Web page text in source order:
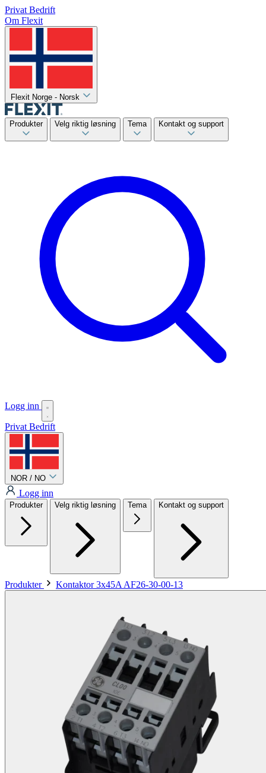
Privat Bedrift
Om Flexit
Flexit Norge - Norsk
Produkter Velg riktig løsning Tema Kontakt og support
Logg inn
Privat Bedrift
NOR / NO
Logg inn
Produkter Velg riktig løsning Tema Kontakt og support
Produkter Kontaktor 3x45A AF26-30-00-13